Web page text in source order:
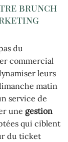
brunch
du
commercial
leurs
matin
service de
une gestion
qui ciblent
du ticket